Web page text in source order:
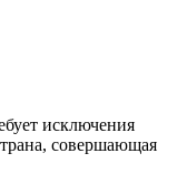
исключения
совершающая